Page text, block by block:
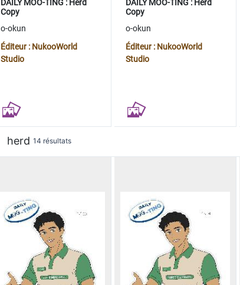
DAILY MOO-TING : Herd
Copy
o-okun
Éditeur : NukooWorld
Studio
DAILY MOO-TING : Herd
Copy
o-okun
Éditeur : NukooWorld
Studio
herd 14 résultats